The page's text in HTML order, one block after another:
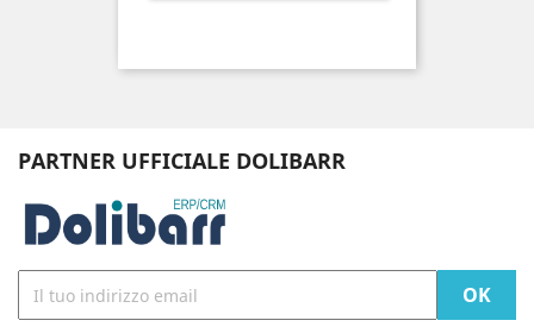
PARTNER UFFICIALE DOLIBARR